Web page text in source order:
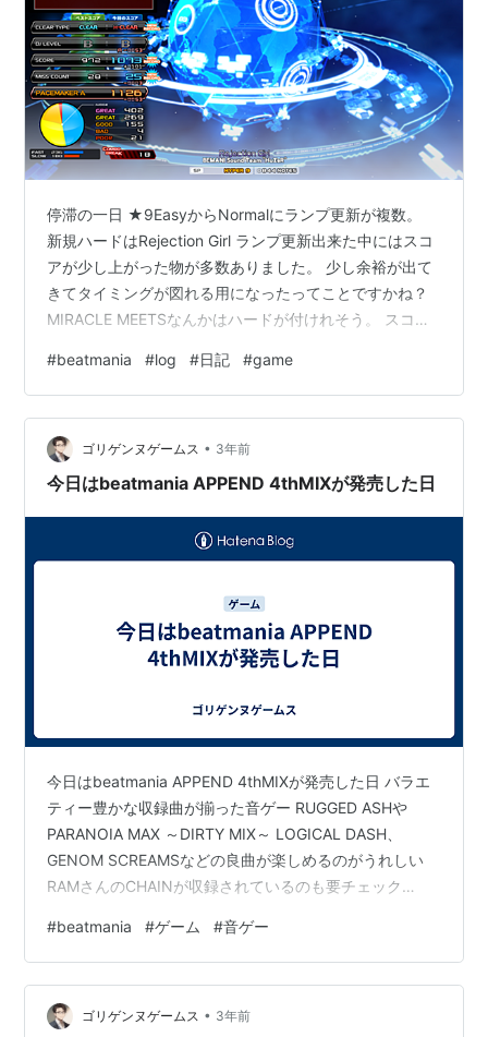
停滞の一日 ★9EasyからNormalにランプ更新が複数。
新規ハードはRejection Girl ランプ更新出来た中にはスコ
アが少し上がった物が多数ありました。 少し余裕が出て
きてタイミングが図れる用になったってことですかね？
MIRACLE MEETSなんかはハードが付けれそう。 スコア
忘れていた苦手項目 「軸」を思い出しました。 軸、苦手
だぁｗ 何か大きい事が無い時はこういった簡素な感じで
書きますね。 文章量多めにしたら絶対記録残さなくなっ
ちゃうので...orz
#beatmania #log #日記 #game
ゴリゲンヌゲームス • 3年前
今日はbeatmania APPEND 4thMIXが発売した日
今日はbeatmania APPEND 4thMIXが発売した日 バラエ
ティー豊かな収録曲が揃った音ゲー RUGGED ASHや
PARANOIA MAX ～DIRTY MIX～ LOGICAL DASH、
GENOM SCREAMSなどの良曲が楽しめるのがうれしい
RAMさんのCHAINが収録されているのも要チェック
して20,novemberやAttack the music、 Acid
Bomb（ANOTHER)なども収録されていてナイス😎 ラン
キング参加中ゲームブログやってる人の集まり場！
#beatmania #ゲーム #音ゲー
ゴリゲンヌゲームス • 3年前